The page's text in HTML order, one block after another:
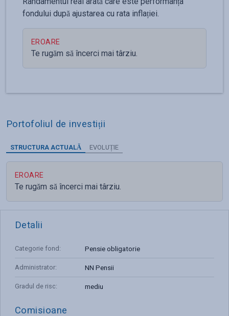
fondului după ajustarea cu rata inflației.
EROARE
Te rugăm să încerci mai târziu.
Portofoliul de investiții
STRUCTURA ACTUALĂ EVOLUȚIE
EROARE
Te rugăm să încerci mai târziu.
Detalii
Categorie fond : Pensie obligatorie
Administrator: NN Pensii
Gradul de risc: mediu
Comisioane